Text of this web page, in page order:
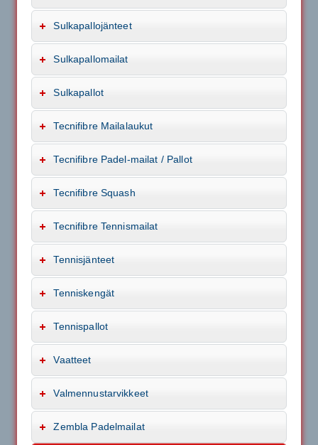
Sulkapallojänteet
Sulkapallomailat
Sulkapallot
Tecnifibre Mailalaukut
Tecnifibre Padel-mailat / Pallot
Tecnifibre Squash
Tecnifibre Tennismailat
Tennisjänteet
Tenniskengät
Tennispallot
Vaatteet
Valmennustarvikkeet
Zembla Padelmailat